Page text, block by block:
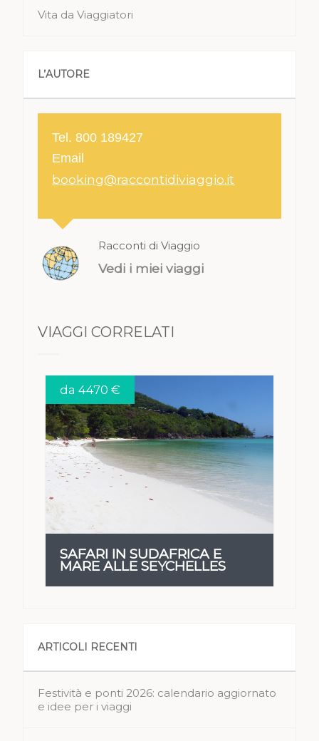
Vita da Viaggiatori
L’AUTORE
Tel. 800 189427
Email
booking@raccontidiviaggio.it
Racconti di Viaggio
Vedi i miei viaggi
VIAGGI CORRELATI
da 4470 €
VEDI
SAFARI IN SUDAFRICA E
MARE ALLE SEYCHELLES
ARTICOLI RECENTI
Festività e ponti 2026: calendario aggiornato
e idee per i viaggi